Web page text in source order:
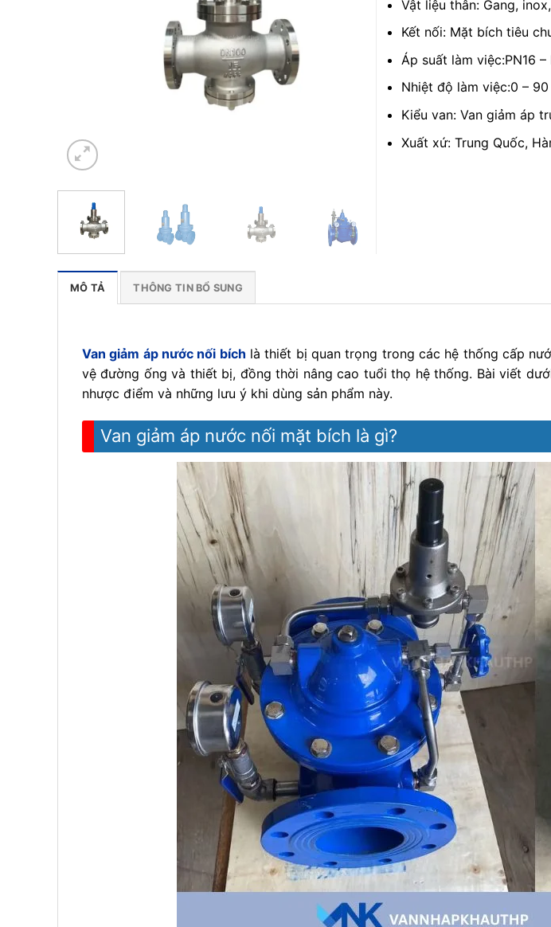
Vật liệu thân: Gang,
Kết nối: Mặt bích tiêu
Áp suất làm việc:PN16 –
Nhiệt độ làm việc:0 –
Kiểu van: Van giảm áp
Xuất xứ: Trung Quốc,
MÔ TẢ THÔNG TIN BỔ SUNG
Van giảm áp nước nối bích là thiết bị quan trọng trong các hệ thống cấp
vệ đường ống và thiết bị, đồng thời nâng cao tuổi thọ hệ thống. Bài viết
nhược điểm và những lưu ý khi dùng sản phẩm này.
Van giảm áp nước nối mặt bích là gì?